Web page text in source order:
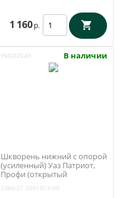
1 160 р.
УМ002040 В наличии
Шкворень нижний с опорой
(усиленный) Уаз Патриот,
Профи (открытый
/ Бийск) 2360-21-3001013-00
2360-21-3001013-00